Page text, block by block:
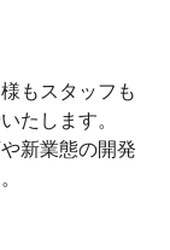
もスタッフも
たします。
新業態の開発